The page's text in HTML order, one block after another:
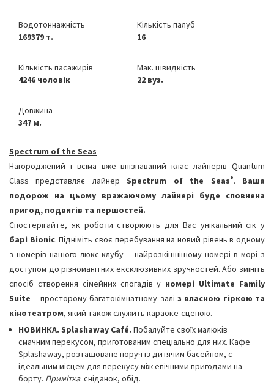
Водотоннажність
169379 т.
Кількість палуб
16
Кількість пасажирів
4246 чоловік
Мак. швидкість
22 вуз.
Довжина
347 м.
Spectrum of the Seas
Нагороджений і всіма вже впізнаваний клас лайнерів Quantum
Class представляє лайнерSpectrum of the Seas®. Ваша
подорож на цьому вражаючому лайнері буде сповнена
пригод, подвигів та першостей.
Спостерігайте, як роботи створюють для Вас унікальний сік у
барі Bionic. Підніміть своє перебування на новий рівень в одному
з номерів нашого люкс-клубу – найрозкішнішому номері в морі з
доступом до різноманітних ексклюзивних зручностей. Або змініть
спосіб створення сімейних спогадів у номері Ultimate Family
Suite – просторому багатокімнатному залі з власною гіркою та
кінотеатром, який також служить караоке-сценою.
НОВИНКА. Splashaway Café. Побалуйте своїх малюків
смачним перекусом, приготованим спеціально для них. Кафе
Splashaway, розташоване поруч із дитячим басейном, є
ідеальним місцем для перекусу між епічними пригодами на
борту. Примітка: сніданок, обід.